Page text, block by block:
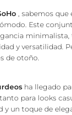
, sabemos
Este
minimalista,
y versatilidad.
de otoño.
ha llegado
para looks
y un toque de